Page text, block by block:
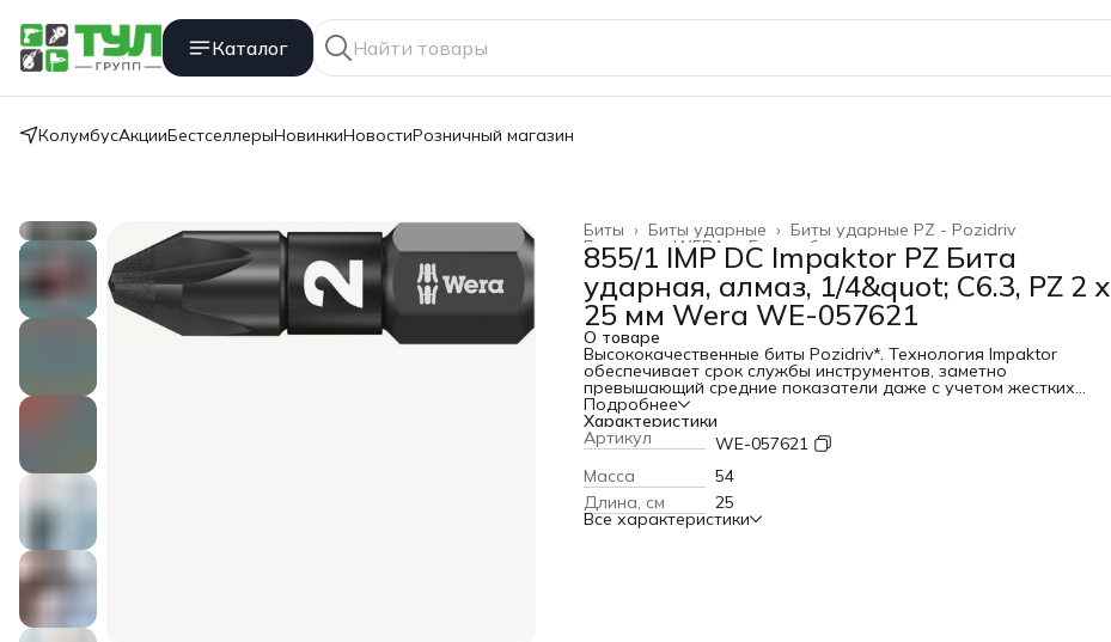
Каталог
КолумбусАкцииБестселлерыНовинкиНовостиРозничный магазин
Биты ударные PZ - Pozidriv
Биты ударные ›
Биты ›
Биты и битодержатели ›
WERA ›
Главная
855/1 IMP DC Impaktor PZ Бита
ударная, алмаз, 1/4&quot; C6.3, PZ 2 x
25 мм Wera WE-057621
О товаре
Высококачественные биты Pozidriv*. Технология Impaktor
обеспечивает срок службы инструментов, заметно
превышающий средние показатели даже с учетом жестких
условий их применения. Повышенное сопротивление трением
за счёт шероховатого покрытия из алмазных частиц
предотвращает выскальзывание наконечника из винта.
Особенно подходит для работы с предлагаемыми на рынке
ударными винтовертами. Шестигранный хвостовик 1/4",
подходит для держателя по стандарту DIN ISO 1173-D 6,3. *
Pozidriv = зарегистрированный торговый знак фирмы European
Industrial Service Ltd.Комплектация1x 855/1 IMP DC PZ DIY
Подробнее
Характеристики
Артикул
WE-057621
Масса
54
Длина, см
25
Все характеристики